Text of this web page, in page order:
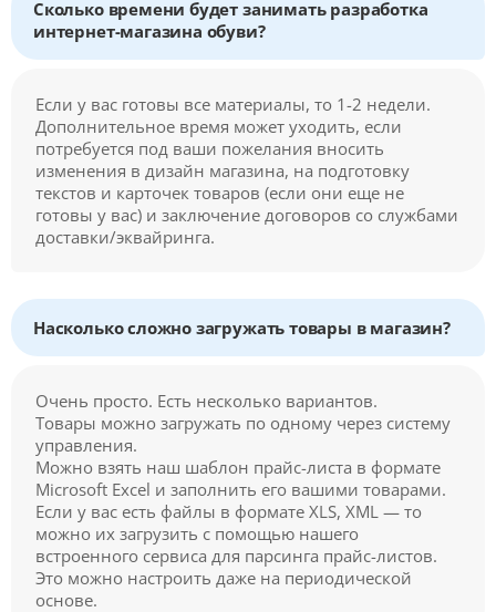
Сколько времени будет занимать разработка
интернет-магазина обуви?
Если у вас готовы все материалы, то 1-2 недели.
Дополнительное время может уходить, если
потребуется под ваши пожелания вносить
изменения в дизайн магазина, на подготовку
текстов и карточек товаров (если они еще не
готовы у вас) и заключение договоров со службами
доставки/эквайринга.
Насколько сложно загружать товары в магазин?
Очень просто. Есть несколько вариантов.
Товары можно загружать по одному через систему
управления.
Можно взять наш шаблон прайс-листа в формате
Microsoft Excel и заполнить его вашими товарами.
Если у вас есть файлы в формате XLS, XML — то
можно их загрузить с помощью нашего
встроенного сервиса для парсинга прайс-листов.
Это можно настроить даже на периодической
основе.